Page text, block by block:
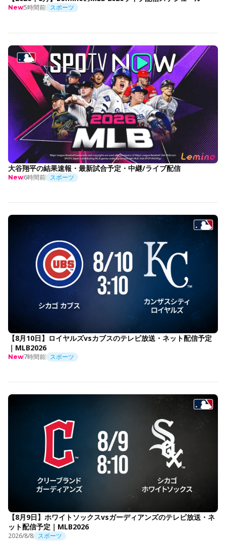
New5時間前 スポーツ
大谷翔平の結果速報・最新試合予定・中継/ライブ配信
New6時間前 スポーツ
【8月10日】ロイヤルズvsカブスのテレビ放送・ネット配信予定
｜MLB2026
New7時間前 スポーツ
【8月9日】ホワイトソックスvsガーディアンズのテレビ放送・ネ
ット配信予定｜MLB2026
2026/8/8 スポーツ